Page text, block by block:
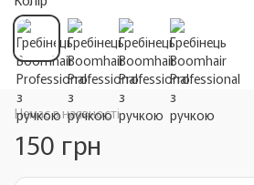
Немає в наявності
150 грн